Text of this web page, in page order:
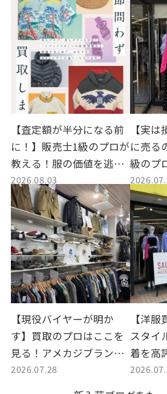
店の選び方
スタイ
【査定額が半分になる前
に！】販売士1級のプロが
教える！服の価値を逃さ
ない「売り逃げ」の鉄則
2026.08.03
【実
に売る
級のプ
買取店
方
【現役バイヤーが明か
す】買取のプロはここを
見る！アメカジブランド
を高く売る3つの極意｜ト
レファクスタイル喜連瓜
2026.07.28
【洋
スタイ
着を高
コツや